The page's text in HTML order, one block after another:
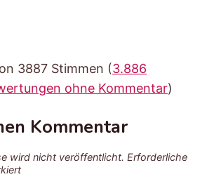
3887 Stimmen (3.886
ohne Kommentar)
Kommentar
wird nicht veröffentlicht. Erforderliche